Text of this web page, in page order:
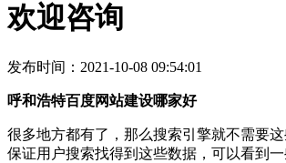
欢迎咨询
发布时间：2021-10-08 09:54:01
呼和浩特百度网站建设哪家好
很多地方都有了，那么搜索引擎就不需要
保证用户搜索找得到这些数据，可以看到